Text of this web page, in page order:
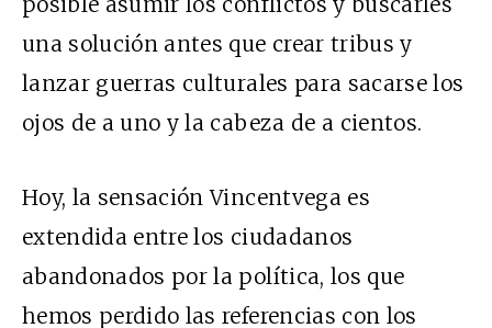
una solución antes que crear tribus y
lanzar guerras culturales para sacarse los
ojos de a uno y la cabeza de a cientos.
Hoy, la sensación Vincentvega es
extendida entre los ciudadanos
abandonados por la política, los que
hemos perdido las referencias con los